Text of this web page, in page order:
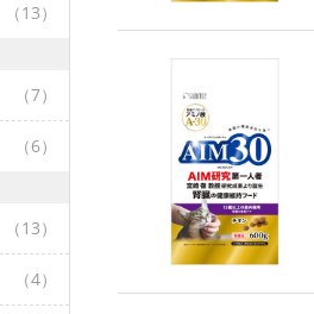
（13）
（7）
（6）
（13）
（4）